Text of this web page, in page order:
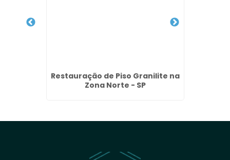
Restauração de Piso Granilite na
Zona Norte - SP